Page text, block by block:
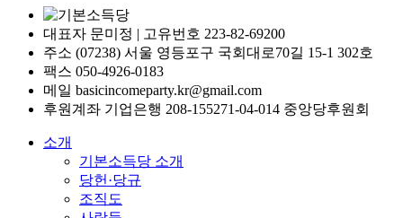
대표자 문미정 | 고유번호 223-82-69200
주소 (07238) 서울 영등포구 국회대로70길 15-1 302호
팩스 050-4926-0183
메일 basicincomeparty.kr@gmail.com
후원계좌 기업은행 208-155271-04-014 중앙당후원회
소개
기본소득당 소개
당헌·당규
조직도